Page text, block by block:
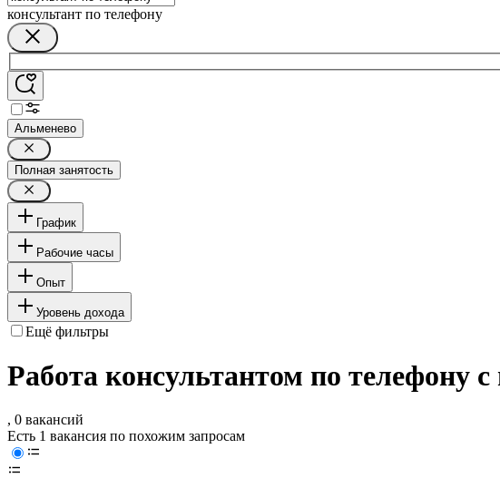
консультант по телефону
Альменево
Полная занятость
График
Рабочие часы
Опыт
Уровень дохода
Ещё фильтры
Работа консультантом по телефону
, 0 вакансий
Есть 1 вакансия по похожим запросам